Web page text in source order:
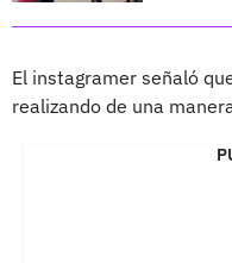
El instagramer señaló
realizando de una